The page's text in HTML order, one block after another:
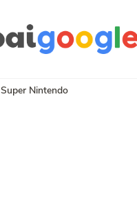
Super Nintendo